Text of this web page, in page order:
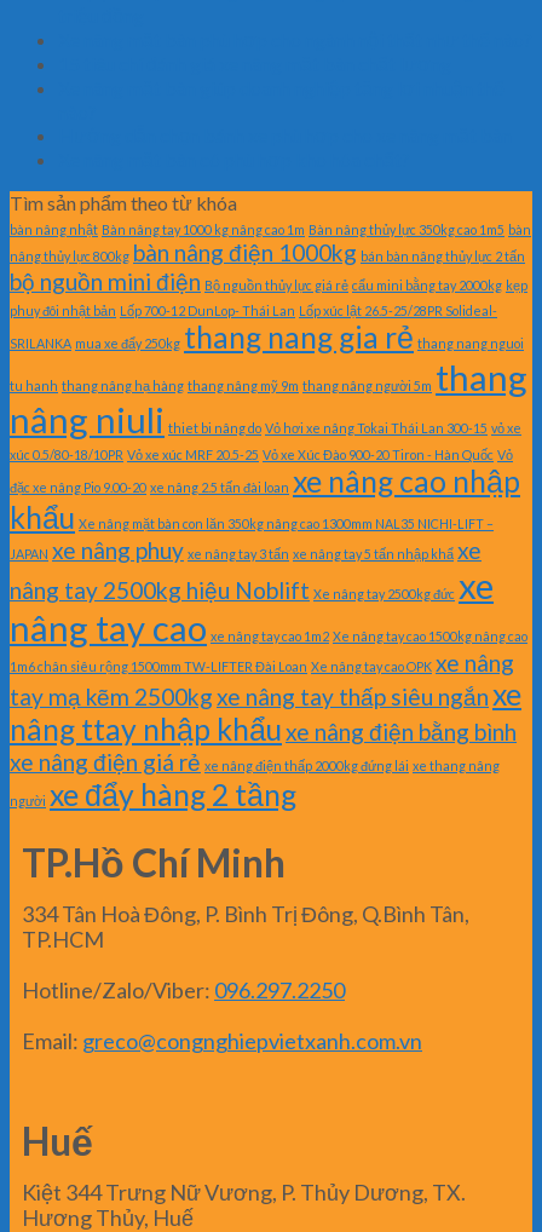
Tìm sản phẩm theo từ khóa
bàn nâng nhật Bàn nâng tay 1000 kg nâng cao 1m Bàn nâng thủy lực 350kg cao 1m5 bàn
nâng thủy lực 800kg bàn nâng điện 1000kg bán bàn nâng thủy lực 2 tấn
bộ nguồn mini điện Bộ nguồn thủy lực giá rẻ cẩu mini bằng tay 2000kg kẹp
phuy đôi nhật bản Lốp 700-12 DunLop- Thái Lan Lốp xúc lật 26.5-25/28PR Solideal-
SRILANKA mua xe đẩy 250kg thang nang gia rẻ thang nang nguoi
tu hanh thang nâng hạ hàng thang nâng mỹ 9m thang nâng người 5m thang
nâng niuli thiet bi nâng do Vỏ hơi xe nâng Tokai Thái Lan 300-15 vỏ xe
xúc 0.5/80-18/10PR Vỏ xe xúc MRF 20.5-25 Vỏ xe Xúc Đào 900-20 Tiron - Hàn Quốc Vỏ
đặc xe nâng Pio 9.00-20 xe nâng 2.5 tấn đài loan xe nâng cao nhập
khẩu Xe nâng mặt bàn con lăn 350kg nâng cao 1300mm NAL35 NICHI-LIFT –
JAPAN xe nâng phuy xe nâng tay 3 tấn xe nâng tay 5 tấn nhập khẩ xe
nâng tay 2500kg hiệu Noblift Xe nâng tay 2500kg đức xe
nâng tay cao xe nâng tay cao 1m2 Xe nâng tay cao 1500kg nâng cao
1m6 chân siêu rộng 1500mm TW-LIFTER Đài Loan Xe nâng tay cao OPK xe nâng
tay mạ kẽm 2500kgxe nâng tay thấp siêu ngắnxe
nâng ttay nhập khẩuxe nâng điện bằng bình
xe nâng điện giá rẻ xe nâng điện thấp 2000kg đứng lái xe thang nâng
người xe đẩy hàng 2 tầng
TP.Hồ Chí Minh
334 Tân Hoà Đông, P. Bình Trị Đông, Q.Bình Tân,
TP.HCM
Hotline/Zalo/Viber: 096.297.2250
Email: greco@congnghiepvietxanh.com.vn
Huế
Kiệt 344 Trưng Nữ Vương, P. Thủy Dương, TX.
Hương Thủy, Huế